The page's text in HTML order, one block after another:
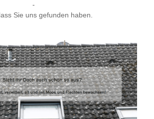
-
Sie uns gefunden haben.